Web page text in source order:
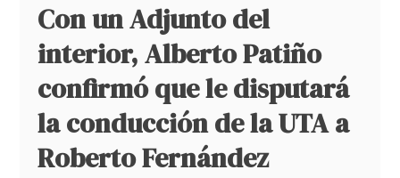
Con un Adjunto del
interior, Alberto Patiño
confirmó que le disputará
la conducción de la UTA a
Roberto Fernández